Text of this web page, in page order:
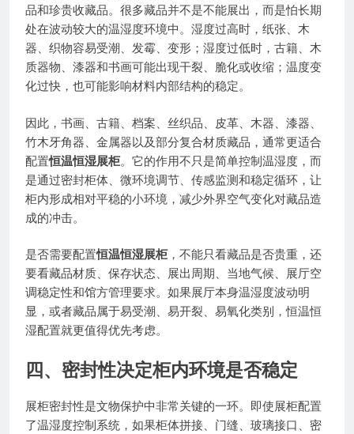
品和珍贵收藏品。很多藏品并不是不能展出，而是怕长期
处在波动较大的温湿度环境中。湿度过高时，纸张、木
器、织物容易受潮、发霉、变形；湿度过低时，古籍、木
质器物、漆器和书画可能出现干裂、脆化或收缩；温度变
化过快，也可能影响材料内部结构的稳定。
因此，书画、古籍、档案、丝织品、皮革、木器、漆器、
竹木牙角器、金属器以及部分复合材质藏品，通常更适合
配置恒温恒湿展柜。它的作用不只是简单控制温湿度，而
是通过密封柜体、微环境调节、传感监测和稳定循环，让
柜内形成相对平稳的小环境，减少外界空气变化对藏品造
成的冲击。
是否需要配置恒温恒湿展柜，不能只看藏品是否贵重，还
要看藏品材质、保存状态、展出周期、当地气候、展厅空
调稳定性和馆方管理要求。如果展厅本身温湿度波动明
显，或者藏品属于易受潮、易开裂、易氧化类别，恒温恒
湿配置就更值得优先考虑。
四、密封性决定柜内环境是否稳定
展柜密封性是文物保护中非常关键的一环。即使展柜配置
了温湿度控制系统，如果柜体拼接、门缝、玻璃接口、密